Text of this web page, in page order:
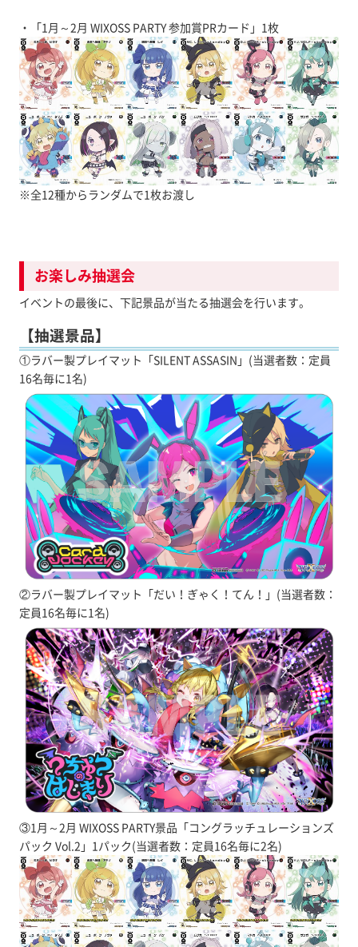
・「1月～2月 WIXOSS PARTY 参加賞PRカード」1枚
※全12種からランダムで1枚お渡し
お楽しみ抽選会
イベントの最後に、下記景品が当たる抽選会を行います。
【抽選景品】
①ラバー製プレイマット「SILENT ASSASIN」(当選者数：定員
16名毎に1名)
②ラバー製プレイマット「だい！ぎゃく！てん！」(当選者数：
定員16名毎に1名)
③1月～2月 WIXOSS PARTY景品「コングラッチュレーションズ
パック Vol.2」1パック(当選者数：定員16名毎に2名)